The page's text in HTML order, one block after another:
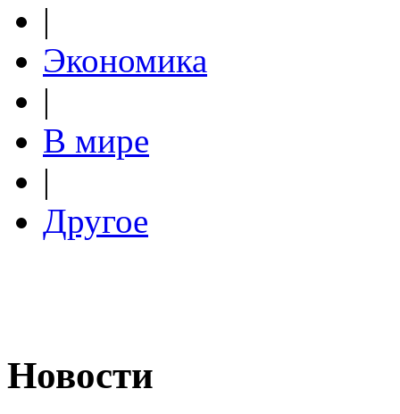
|
Экономика
|
В мире
|
Другое
Новости